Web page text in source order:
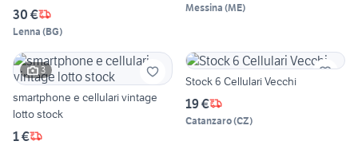
30 €
Lenna (BG)
Messina (ME)
3
smartphone e cellulari vintage
lotto stock
1 €
Stock 6 Cellulari Vecchi
19 €
Catanzaro(CZ)